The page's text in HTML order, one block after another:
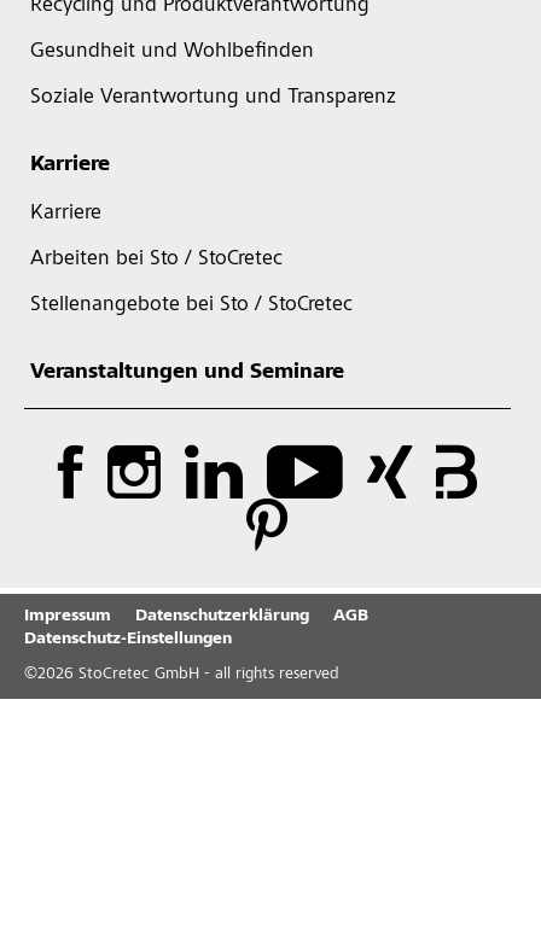
Recycling und Produktverantwortung
Gesundheit und Wohlbefinden
Soziale Verantwortung und Transparenz
Karriere
Karriere
Arbeiten bei Sto / StoCretec
Stellenangebote bei Sto / StoCretec
Veranstaltungen und Seminare
Impressum Datenschutzerklärung
AGB
Datenschutz-Einstellungen
©2026 StoCretec GmbH - all rights reserved